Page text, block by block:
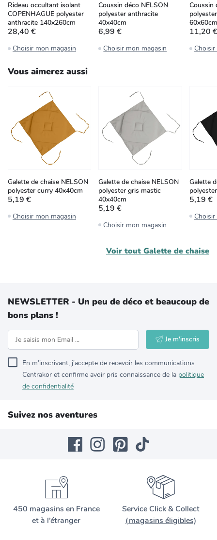
Rideau occultant isolant
COPENHAGUE polyester
anthracite 140x260cm
28,40 €
Choisir mon magasin
Coussin déco NELSON
polyester anthracite
40x40cm
6,99 €
Choisir mon magasin
Coussin
60x60cm
11,20 €
Vous aimerez aussi
Galette de chaise NELSON
polyester curry 40x40cm
5,19 €
Choisir mon magasin
Galette de chaise NELSON
polyester gris mastic
40x40cm
5,19 €
Choisir mon magasin
Galette
5,19 €
Voir tout Galette de chaise
NEWSLETTER - Un peu de déco et beaucoup de
bons plans !
Je m'inscris
En m’inscrivant, j’accepte de recevoir les communications
Centrakor et confirme avoir pris connaissance de la politique
de confidentialité
Suivez nos aventures
450 magasins en France
et à l’étranger
Service Click & Collect
(magasins éligibles)